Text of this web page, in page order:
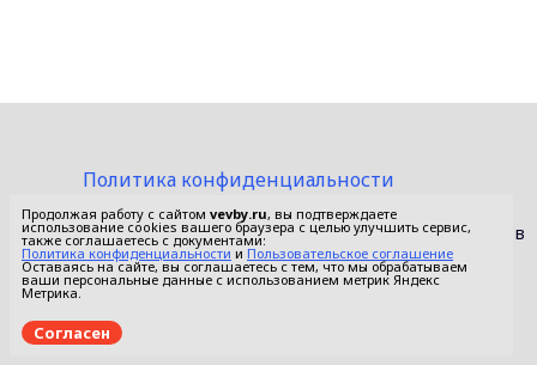
Политика конфиденциальности
Пользовательское соглашение
© 2015-2026 Сетевое издание «Фактом». Зарегистрировано в
Федеральной службе по надзору в сфере связи,
информационных технологий и массовых коммуникаций
Продолжая работу с сайтом vevby.ru, вы подтверждаете
использование cookies вашего браузера с целью улучшить сервис,
также соглашаетесь с документами:
Политика конфиденциальности и Пользовательское соглашение
Оставаясь на сайте, вы соглашаетесь с тем, что мы обрабатываем
ваши персональные данные с использованием метрик Яндекс
Метрика.
Согласен